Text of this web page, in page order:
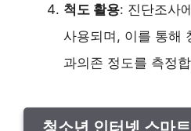
척도 활용: 진단조사
사용되며, 이를 통해
과의존 정도를 측정